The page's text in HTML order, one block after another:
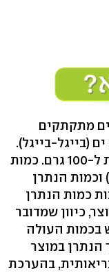
מתקתקים
(בייגל-בייגל).
שניהם מכילים פחות מ-400 קלוריות ל-100 גרם. כמות
(5.6-6.5 גרם/100 גרם) וכמות הנתרן
גרם. חשיבות כמות הנתרן
כיוון שמדובר
בכמות העולה
ערך הנתרן במוצר
בהערכת